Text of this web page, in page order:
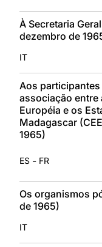
À Secretaria
dezembro de
IT
Aos
associação entre
Européia e os
Madagascar
1965)
ES - FR
Os organismos
de 1965)
IT